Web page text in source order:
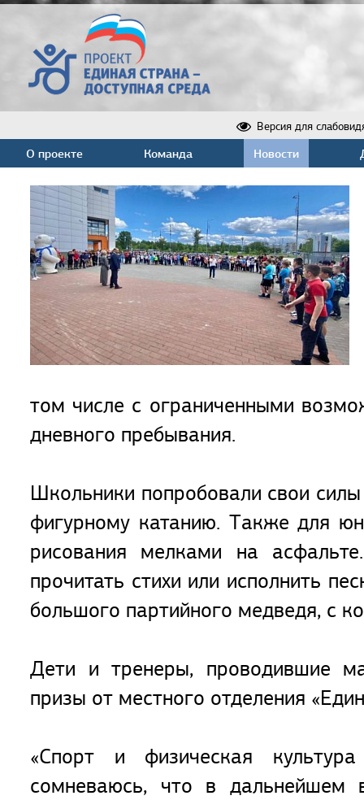
Версия для
О проекте Команда Новости
том числе с ограниченными
дневного пребывания.
Школьники попробовали свои
фигурному катанию. Также для
рисования мелками на
прочитать стихи или исполнить
большого партийного медведя, с
Дети и тренеры, проводившие
призы от местного отделения
«Спорт и физическая
сомневаюсь, что в дальнейшем